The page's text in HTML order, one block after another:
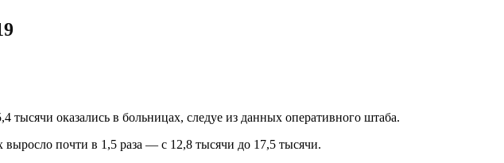
оказались в больницах, следуе из данных оперативного штаба.
выросло почти в 1,5 раза — с 12,8 тысячи до 17,5 тысячи.